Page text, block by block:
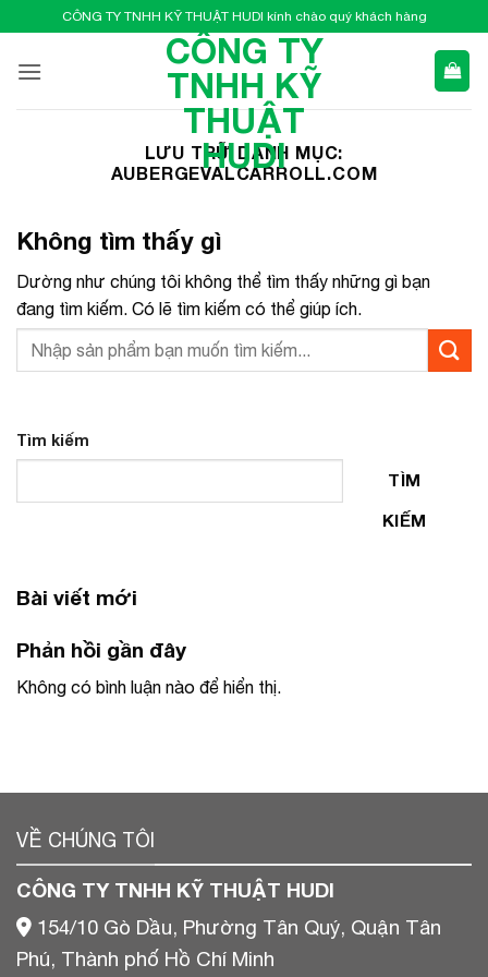
qua
nội
CÔNG TY TNHH KỸ THUẬT HUDI kính chào quý khách hàng
CÔNG TY
TNHH KỸ
THUẬT
HUDI
LƯU TRỮ DANH MỤC:
AUBERGEVALCARROLL.COM
Không tìm thấy gì
Dường như chúng tôi không thể tìm thấy những gì bạn
đang tìm kiếm. Có lẽ tìm kiếm có thể giúp ích.
Tìm kiếm
TÌM
KIẾM
Bài viết mới
Phản hồi gần đây
Không có bình luận nào để hiển thị.
VỀ CHÚNG TÔI
CÔNG TY TNHH KỸ THUẬT HUDI
154/10 Gò Dầu, Phường Tân Quý, Quận Tân
Phú, Thành phố Hồ Chí Minh